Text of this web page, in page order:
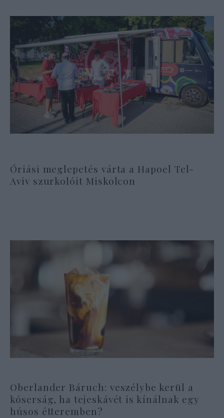
Óriási meglepetés várta a Hapoel Tel-
Aviv szurkolóit Miskolcon
Oberlander Báruch: veszélybe kerül a
kóserság, ha tejeskávét is kínálnak egy
húsos étteremben?